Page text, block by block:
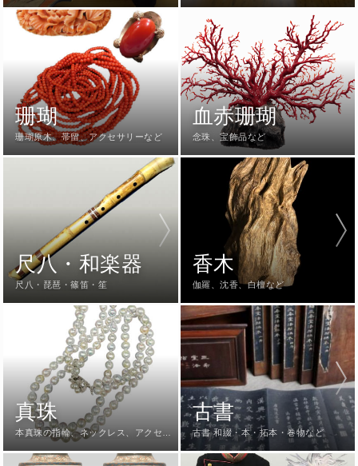
珊瑚
珊瑚原木、帯留、アクセサリーなど
血赤珊瑚
念珠、宝飾品など
尺八・和楽器
尺八・琵琶・篠笛・笙
香木
伽羅、沈香、白檀など
真珠
本真珠の指輪、ネックレス、アクセサ
古書
古書 和綴・本・拓本・巻物など